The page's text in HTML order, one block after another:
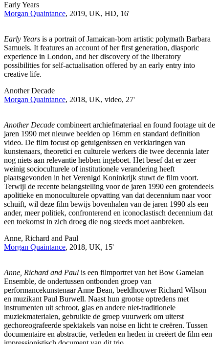
Early Years
Morgan Quaintance, 2019, UK, HD, 16'
Early Years is a portrait of Jamaican-born artistic polymath Barbara
Samuels. It features an account of her first generation, diasporic
experience in London, and her discovery of the liberatory
possibilities for self-actualisation offered by an early entry into
creative life.
Another Decade
Morgan Quaintance, 2018, UK, video, 27'
Another Decade combineert archiefmateriaal en found footage uit de
jaren 1990 met nieuwe beelden op 16mm en standard definition
video. De film focust op getuigenissen en verklaringen van
kunstenaars, theoretici en culturele werkers die twee decennia later
nog niets aan relevantie hebben ingeboet. Het besef dat er zeer
weinig socioculturele of institutionele verandering heeft
plaatsgevonden in het Verenigd Koninkrijk stuwt de film voort.
Terwijl de recente belangstelling voor de jaren 1990 een grotendeels
apolitieke en monoculturele opvatting van dat decennium naar voor
schuift, wil deze film bewijs bovenhalen van de jaren 1990 als een
ander, meer politiek, confronterend en iconoclastisch decennium dat
een toekomst in zich droeg die nog steeds moet aanbreken.
Anne, Richard and Paul
Morgan Quaintance, 2018, UK, 15'
Anne, Richard and Paul is een filmportret van het Bow Gamelan
Ensemble, de ondertussen ontbonden groep van
performancekunstenaar Anne Bean, beeldhouwer Richard Wilson
en muzikant Paul Burwell. Naast hun grootse optredens met
instrumenten uit schroot, glas en andere niet-traditionele
muziekmaterialen, gebruikte de groep vuurwerk om uiterst
gechoreografeerde spektakels van noise en licht te creëren. Tussen
documentaire en abstractie, verleden en heden in creëert de film een